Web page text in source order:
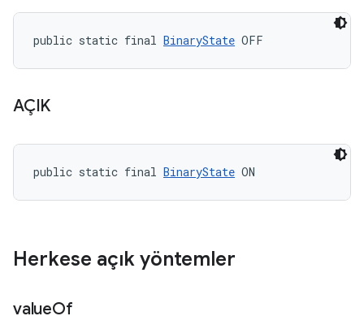
public static final BinaryState OFF
AÇIK
public static final BinaryState ON
Herkese açık yöntemler
valueOf